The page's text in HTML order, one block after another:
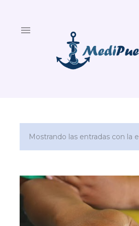
E
t
r
Mostrando las entradas con la